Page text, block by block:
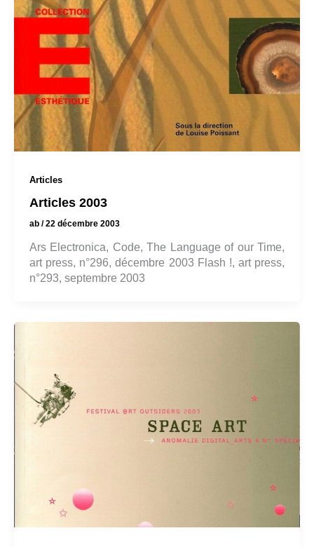
Articles
Articles 2003
ab /22 décembre 2003
Ars Electronica, Code, The Language of our Time,
art press, n°296, décembre 2003 Flash !, art press,
n°293, septembre 2003